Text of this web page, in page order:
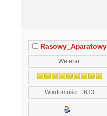
Rasowy_Aparatowy
Weteran
Wiadomości: 1633